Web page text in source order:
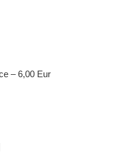
– 6,00 Eur